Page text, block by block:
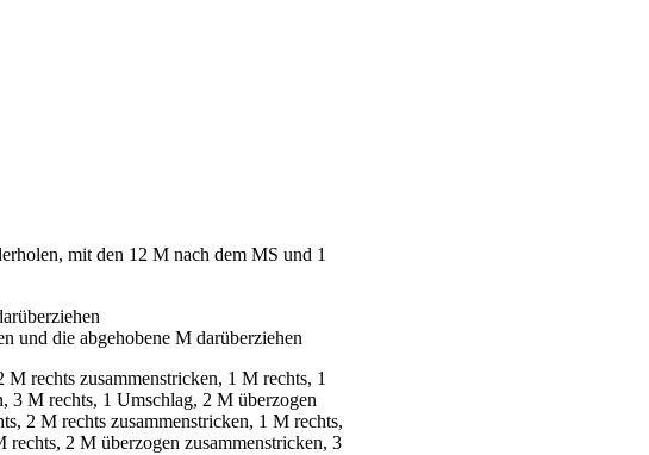
mit den 12 M nach dem MS und 1
und die abgehobene M darüberziehen
rechts zusammenstricken, 1 M rechts, 1
3 M rechts, 1 Umschlag, 2 M überzogen
2 M rechts zusammenstricken, 1 M rechts,
2 M überzogen zusammenstricken, 3